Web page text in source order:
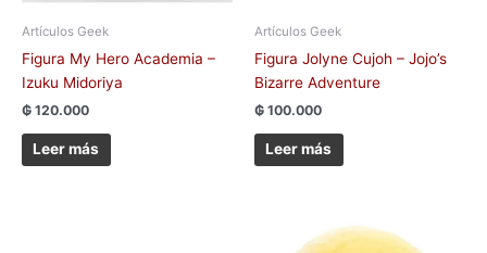
Artículos Geek
Figura My Hero Academia –
Izuku Midoriya
₲ 120.000
Leer más
Artículos Geek
Figura Jolyne Cujoh – Jojo’s
Bizarre Adventure
₲ 100.000
Leer más